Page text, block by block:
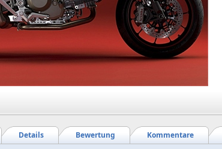
Kommentare
Bewertung
Details